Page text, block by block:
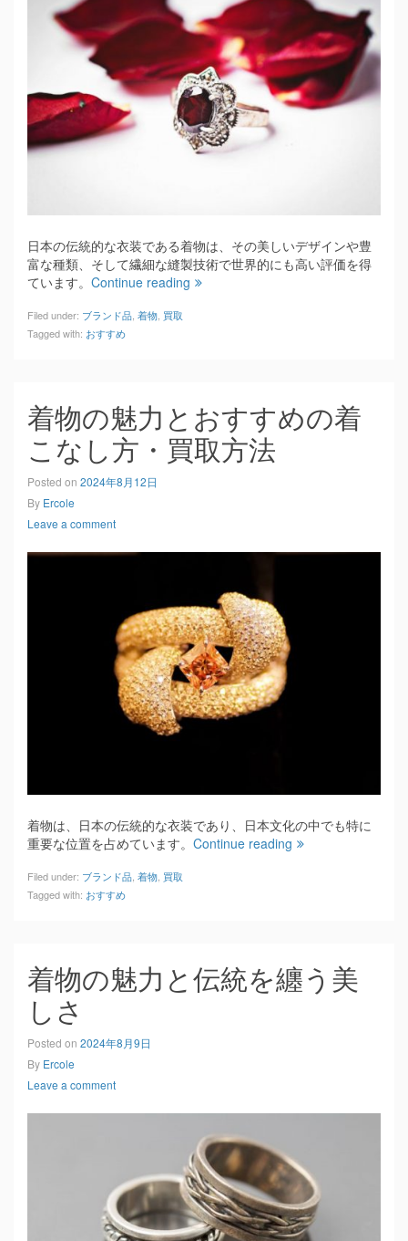
日本の伝統的な衣装である着物は、その美しいデザインや豊
富な種類、そして繊細な縫製技術で世界的にも高い評価を得
ています。 Continue reading
Filed under: ブランド品 着物 買取
Tagged with: おすすめ
着物の魅力とおすすめの着
こなし方・買取方法
Posted on 2024年8月12日
By Ercole
Leave a comment
着物は、日本の伝統的な衣装であり、日本文化の中でも特に
重要な位置を占めています。 Continue reading
Filed under: ブランド品 着物 買取
Tagged with: おすすめ
着物の魅力と伝統を纏う美
しさ
Posted on 2024年8月9日
By Ercole
Leave a comment